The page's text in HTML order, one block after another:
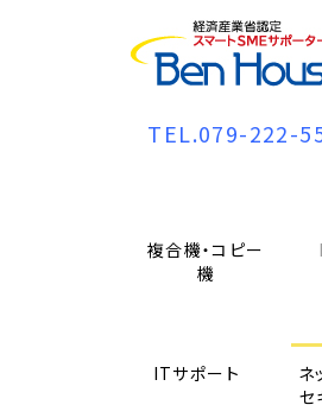
TEL.079-222-
複合機・コピー
機
ITサポート
ネ
セ